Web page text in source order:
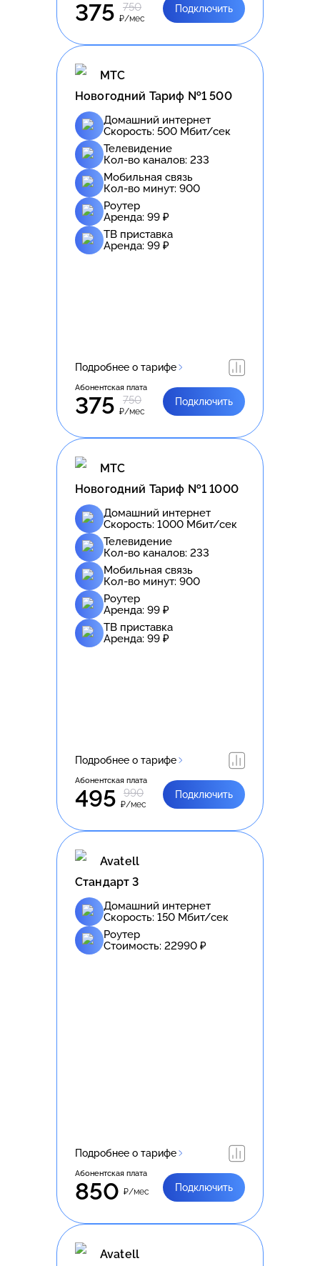
375 750
₽/мес
Подключить
МТС
Новогодний Тариф №1 500
Домашний интернет
Скорость: 500 Мбит/сек
Телевидение
Кол-во каналов: 233
Мобильная связь
Кол-во минут: 900
Роутер
Аренда: 99 ₽
ТВ приставка
Аренда: 99 ₽
Подробнее о тарифе
Абонентская плата
375 750
₽/мес
Подключить
МТС
Новогодний Тариф №1 1000
Домашний интернет
Скорость: 1000 Мбит/сек
Телевидение
Кол-во каналов: 233
Мобильная связь
Кол-во минут: 900
Роутер
Аренда: 99 ₽
ТВ приставка
Аренда: 99 ₽
Подробнее о тарифе
Абонентская плата
495 990
₽/мес
Подключить
Avatell
Стандарт 3
Домашний интернет
Скорость: 150 Мбит/сек
Роутер
Стоимость: 22990 ₽
Подробнее о тарифе
Абонентская плата
850 ₽/мес Подключить
Avatell